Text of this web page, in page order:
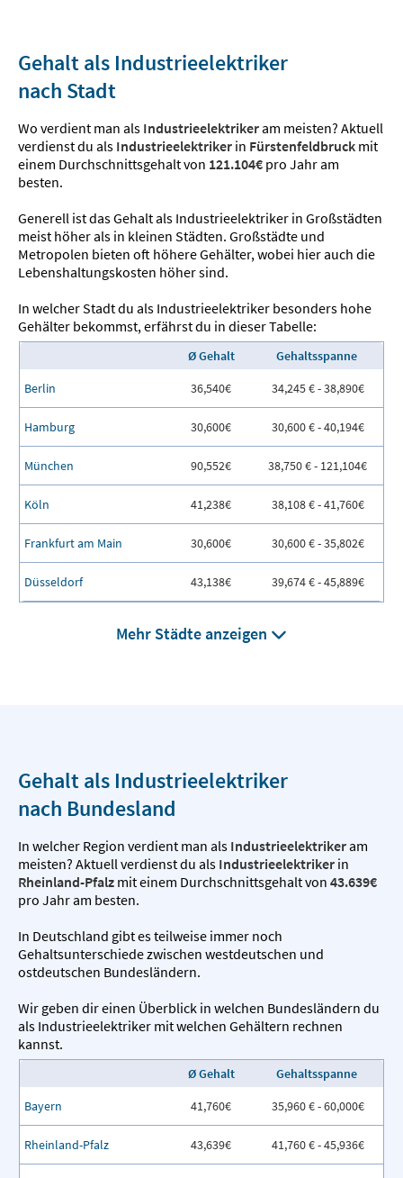
Gehalt als Industrieelektriker
nach Stadt
Wo verdient man als Industrieelektrikeram meisten? Aktuell
verdienst du als Industrieelektriker in Fürstenfeldbruck mit
einem Durchschnittsgehalt von 121.104€ pro Jahr am
besten.
Generell ist das Gehalt als Industrieelektriker in Großstädten
meist höher als in kleinen Städten. Großstädte und
Metropolen bieten oft höhere Gehälter, wobei hier auch die
Lebenshaltungskosten höher sind.
In welcher Stadt du als Industrieelektriker besonders hohe
Gehälter bekommst, erfährst du in dieser Tabelle:
Ø Gehalt
Gehaltsspanne
Berlin
36,540€ 34,245 € - 38,890€
Hamburg 30,600€ 30,600 € - 40,194€
München 90,552€ 38,750 € - 121,104€
Köln 41,238€ 38,108 € - 41,760€
Frankfurt am Main 30,600€ 30,600 € - 35,802€
Düsseldorf 43,138€ 39,674 € - 45,889€
Mehr Städte anzeigen
Gehalt als Industrieelektriker
nach Bundesland
In welcher Region verdient man als Industrieelektrikeram
meisten? Aktuell verdienst du als Industrieelektriker in
Rheinland-Pfalz mit einem Durchschnittsgehalt von 43.639€
pro Jahr am besten.
In Deutschland gibt es teilweise immer noch
Gehaltsunterschiede zwischen westdeutschen und
ostdeutschen Bundesländern.
Wir geben dir einen Überblick in welchen Bundesländern du
als Industrieelektriker mit welchen Gehältern rechnen
kannst.
Ø Gehalt
Gehaltsspanne
Bayern
41,760€ 35,960 € - 60,000€
Rheinland-Pfalz 43,639€ 41,760 € - 45,936€